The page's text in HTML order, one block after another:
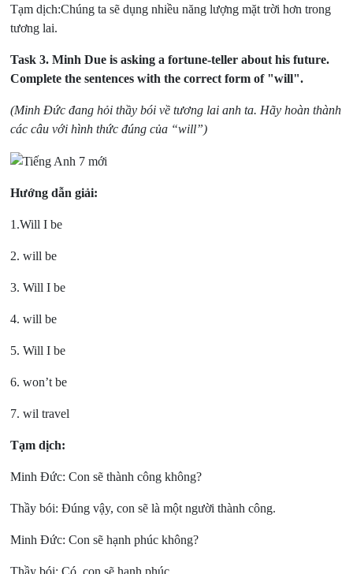
Tạm dịch:Chúng ta sẽ dụng nhiều năng lượng mặt trời hơn trong
tương lai.
Task 3.Minh Due is asking a fortune-teller about his future.
Complete the sentences with the correct form of "will".
(Minh Đức đang hỏi thầy bói về tương lai anh ta. Hãy hoàn thành
các câu với hình thức đúng của “will”)
Hướng dẫn giải:
1.Will I be
2. will be
3. Will I be
4. will be
5. Will I be
6. won’t be
7. wil travel
Tạm dịch:
Minh Đức: Con sẽ thành công không?
Thầy bói: Đúng vậy, con sẽ là một người thành công.
Minh Đức: Con sẽ hạnh phúc không?